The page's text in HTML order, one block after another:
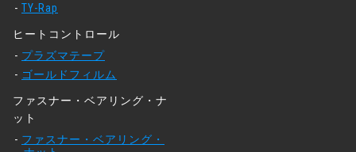
TY-Rap
ヒートコントロール
プラズマテープ
ゴールドフィルム
ファスナー・ベアリング・ナ
ット
ファスナー・ベアリング・